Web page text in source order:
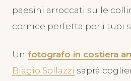
paesini arroccati sulle
cornice perfetta per i tuoi
Un fotografo in costiera
Biagio Sollazzi saprà